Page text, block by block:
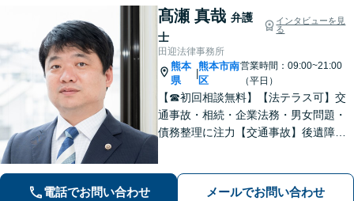
髙瀬 真哉 弁護
士
インタビューを見
る
田迎法律事務所
熊本
県
熊本市南
区
営業時間：09:00~21:00
（平日）
【☎︎初回相談無料】【法テラス可】交
通事故・相続・企業法務・男女問題・
債務整理に注力【交通事故】後遺障害
もご相談ください【駐車場あり】
電話でお問い合わせ メールでお問い合わせ